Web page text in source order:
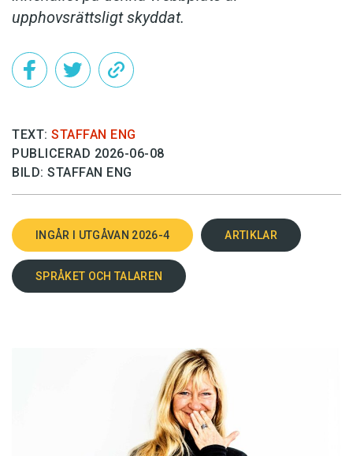
upphovsrättsligt skyddat.
TEXT: STAFFAN ENG
PUBLICERAD 2026-06-08
BILD: STAFFAN ENG
INGÅR I UTGÅVAN 2026-4 ARTIKLAR
SPRÅKET OCH TALAREN